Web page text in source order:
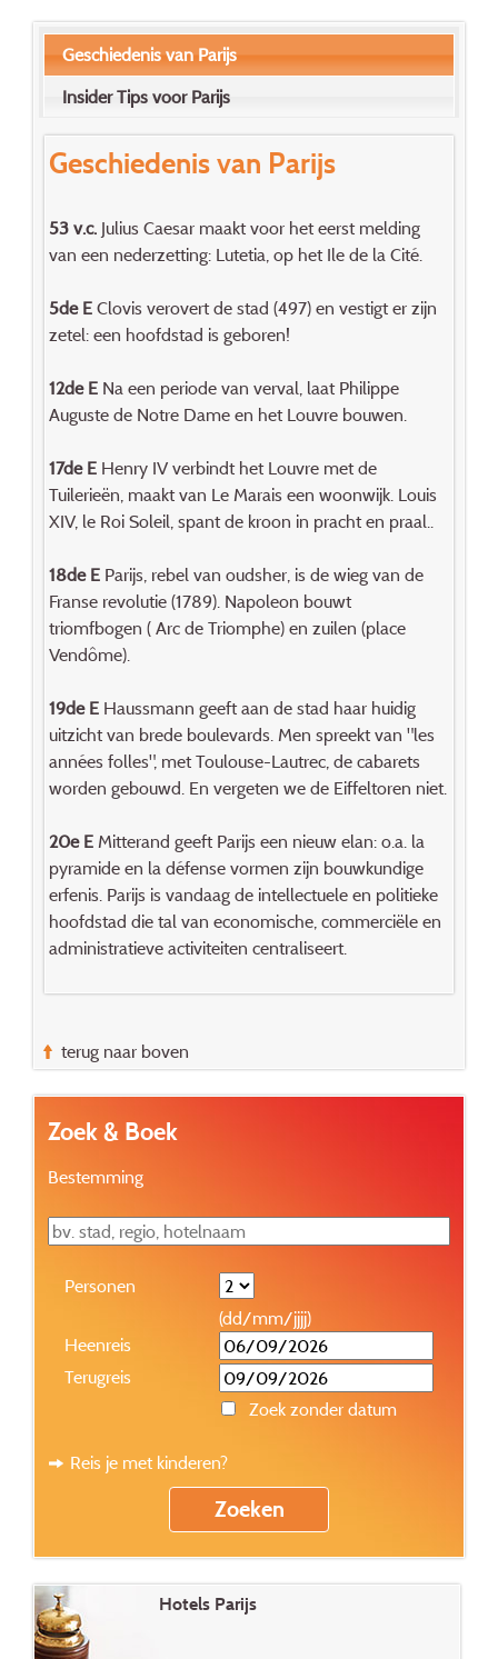
Geschiedenis van Parijs
Insider Tips voor Parijs
Geschiedenis van Parijs
53 v.c. Julius Caesar maakt voor het eerst melding
van een nederzetting: Lutetia, op het Ile de la Cité.
5de E Clovis verovert de stad (497) en vestigt er zijn
zetel: een hoofdstad is geboren!
12de E Na een periode van verval, laat Philippe
Auguste de Notre Dame en het Louvre bouwen.
17de E Henry IV verbindt het Louvre met de
Tuilerieën, maakt van Le Marais een woonwijk. Louis
XIV, le Roi Soleil, spant de kroon in pracht en praal..
18de E Parijs, rebel van oudsher, is de wieg van de
Franse revolutie (1789). Napoleon bouwt
triomfbogen ( Arc de Triomphe) en zuilen (place
Vendôme).
19de E Haussmann geeft aan de stad haar huidig
uitzicht van brede boulevards. Men spreekt van "les
années folles", met Toulouse-Lautrec, de cabarets
worden gebouwd. En vergeten we de Eiffeltoren niet.
20e E Mitterand geeft Parijs een nieuw elan: o.a. la
pyramide en la défense vormen zijn bouwkundige
erfenis. Parijs is vandaag de intellectuele en politieke
hoofdstad die tal van economische, commerciële en
administratieve activiteiten centraliseert.
terug naar boven
Zoek & Boek
Bestemming
Personen
(dd/mm/jjjj)
Heenreis
Terugreis
Zoek zonder datum
Reis je met kinderen?
Hotels Parijs